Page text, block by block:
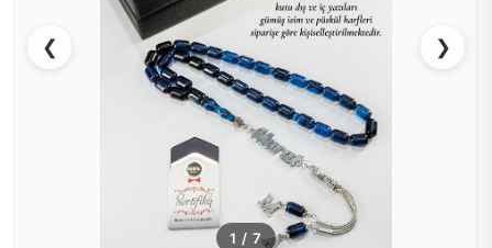
❮ ❯
1 / 7